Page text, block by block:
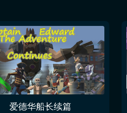
爱德华船长续篇